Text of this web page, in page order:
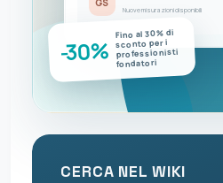
GS
Nuove misurazioni disponibili
-30%
Fino al 30% di
sconto per i
professionisti
fondatori
CERCA NEL WIKI